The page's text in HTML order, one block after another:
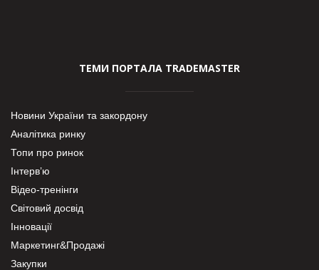
ТЕМИ ПОРТАЛА TRADEMASTER
Новини України та закордону
Аналітика ринку
Топи про ринок
Інтерв’ю
Відео-тренінги
Світовий досвід
Інновації
Маркетинг&Продажі
Закупки